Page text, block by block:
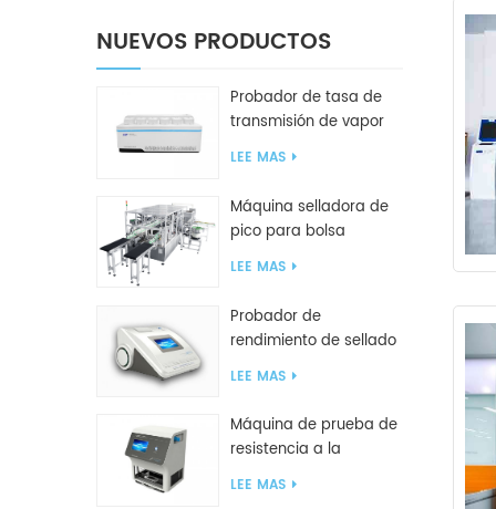
NUEVOS PRODUCTOS
Probador de tasa de
transmisión de vapor
de agua W416 2.0
LEE MAS
Máquina selladora de
pico para bolsa
inclinada GF2600-X
LEE MAS
Probador de
rendimiento de sellado
inteligente GBPI
LEE MAS
Máquina de prueba de
resistencia a la
compresión GBN200G
LEE MAS